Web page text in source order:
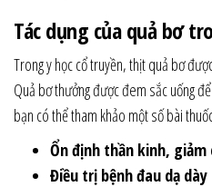
Tác dụng của quả bơ
Trong y học cổ truyền, thịt quả bơ
Quả bơ thưởng được đem sắc uống
bạn có thể tham khảo một số bài
Ổn định thần kinh,
Điều trị bệnh đau dạ dày